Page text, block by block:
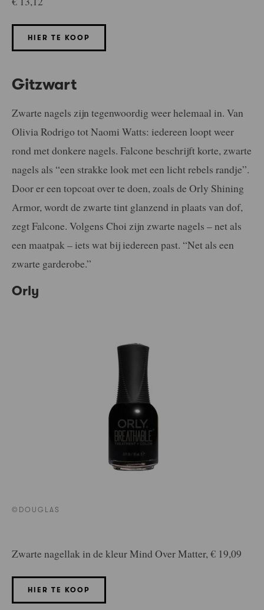
HIER TE KOOP
Gitzwart
Zwarte nagels zijn tegenwoordig weer helemaal in. Van
Olivia Rodrigo tot Naomi Watts: iedereen loopt weer
rond met donkere nagels. Falcone beschrijft korte, zwarte
nagels als “een strakke look met een licht rebels randje”.
Door er een topcoat over te doen, zoals de Orly Shining
Armor, wordt de zwarte tint glanzend in plaats van dof,
zegt Falcone. Volgens Choi zijn zwarte nagels – net als
een maatpak – iets wat bij iedereen past. “Net als een
zwarte garderobe.”
Orly
©DOUGLAS
Zwarte nagellak in de kleur Mind Over Matter, € 19,09
HIER TE KOOP